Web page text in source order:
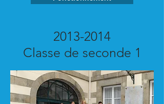
2013-2014
Classe de seconde 1